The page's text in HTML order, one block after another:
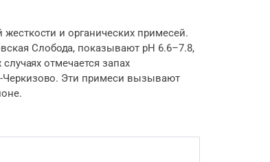
и органических примесей.
Слобода, показывают pH 6.6–7.8,
отмечается запах
Черкизово. Эти примеси вызывают